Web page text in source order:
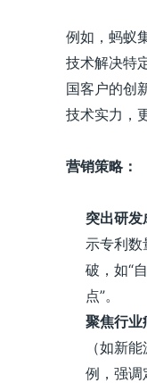
例如，蚂蚁
技术解决特
国客户的创
技术实力，
营销策略：
突出研发
示专利
破，如“
点”。
聚焦行业
（如新
例，强调